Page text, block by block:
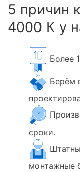
5 причин
4000 К у
Более
Берём
сроки.
монтажные